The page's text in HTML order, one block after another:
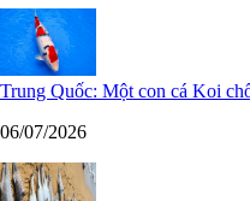
Trung Quốc: Một con cá Koi
06/07/2026